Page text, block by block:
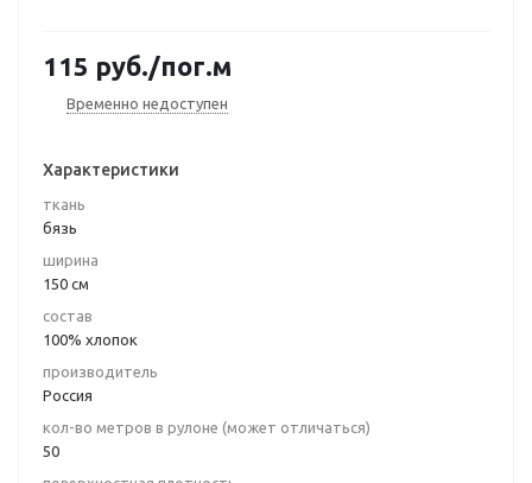
115 руб./пог.м
Временно недоступен
Характеристики
ткань
бязь
ширина
150 см
состав
100% хлопок
производитель
Россия
кол-во метров в рулоне (может отличаться)
50